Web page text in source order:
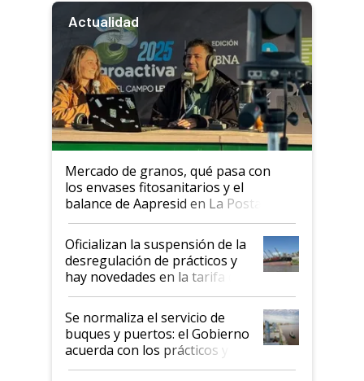
Actualidad
Mercado de granos, qué pasa con
los envases fitosanitarios y el
balance de Aapresid en La Posta
Oficializan la suspensión de la
desregulación de prácticos y
hay novedades en la tarifa de
la hidrovía
Se normaliza el servicio de
buques y puertos: el Gobierno
acuerda con los prácticos y
suspende el decreto de